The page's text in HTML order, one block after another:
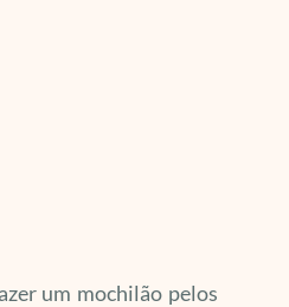
um mochilão pelos